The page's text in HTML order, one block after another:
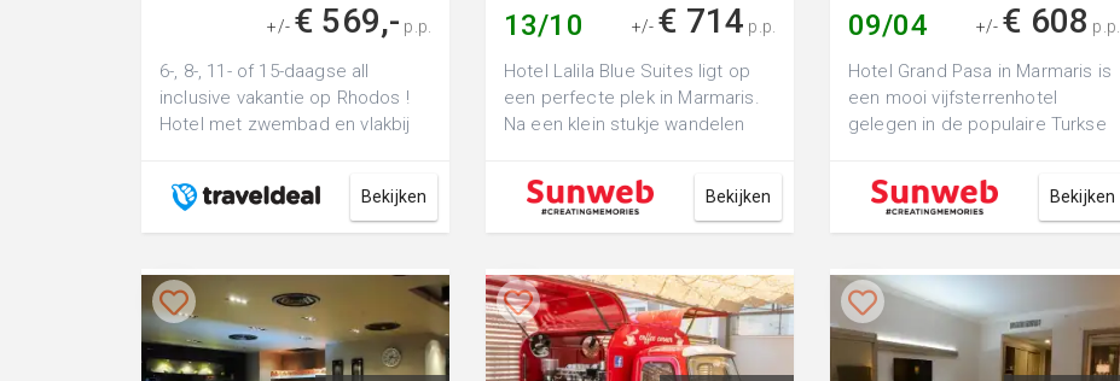
+/- € 569,- p.p.
6-, 8-, 11- of 15-daagse all
inclusive vakantie op Rhodos !
Hotel met zwembad en vlakbij
Bekijken
13/10 +/- € 714 p.p.
Hotel Lalila Blue Suites ligt op
een perfecte plek in Marmaris.
Na een klein stukje wandelen
Bekijken
09/04 +/- € 608 p.p.
Hotel Grand Pasa in Marmaris is
een mooi vijfsterrenhotel
gelegen in de populaire Turkse
prachtige ...
Bekijken